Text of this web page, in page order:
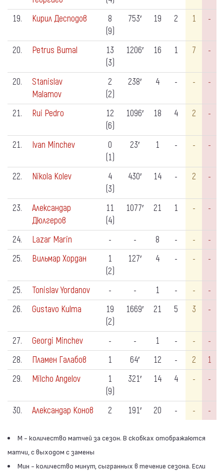
19. Кирил Десподов
8
(9)
753′ 19 2 1 -
20. Petrus Bumal
13
(3)
1206′ 16 1 7 -
20.
Stanislav
Malamov
2
(2)
238′ 4 - - -
21. Rui Pedro
12
(6)
1096′ 18 4 2 -
21. Ivan Minchev
0
(1)
23′ 1 - - -
22. Nikola Kolev
4
(3)
430′ 14 - 2 -
23.
Александар
Дюлгеров
11
(4)
1077′ 21 1 - -
24. Lazar Marin - - 8 - -
-
25.
Вильмар Хордан
1
(2)
127′ 4 - - -
25. Tonislav Yordanov - - 1 - -
-
26.
Gustavo Kulma
19
(2)
1669′ 21 5 3 -
27. Georgi Minchev - - 1 - -
-
28.
Пламен Галабов 1 64′ 12 - 2
1
29.
Milcho Angelov
1
(9)
321′ 14 4 - -
30. Александар Конов 2 191′ 20 - - -
М - количество матчей за сезон. В скобках отображаются
матчи, с выходом с замены
Мин - количество минут, сыгранных в течение сезона. Если